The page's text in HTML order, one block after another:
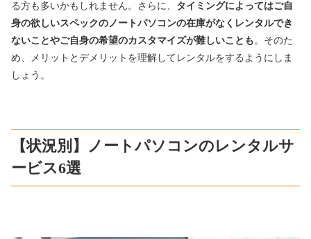
る方も多いかもしれません。さらに、 タイミングによってはご自
身の欲しいスペックのノートパソコンの在庫がなくレンタルでき
ないことやご自身の希望のカスタマイズが難しいことも。そのた
め、メリットとデメリットを理解してレンタルをするようにしま
しょう。
【状況別】ノートパソコンのレンタルサ
ービス6選